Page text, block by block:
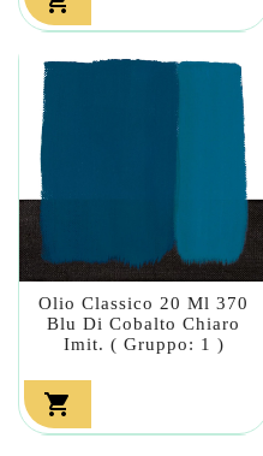
Olio Classico 20 Ml 370
Blu Di Cobalto Chiaro
Imit. ( Gruppo: 1 )
